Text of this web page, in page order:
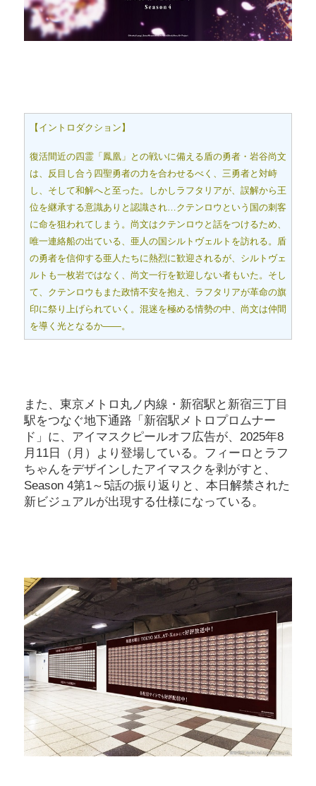
【イントロダクション】
復活間近の四霊「鳳凰」との戦いに備える盾の勇者・岩谷尚文
は、反目し合う四聖勇者の力を合わせるべく、三勇者と対峙
し、そして和解へと至った。しかしラフタリアが、誤解から王
位を継承する意識ありと認識され…クテンロウという国の刺客
に命を狙われてしまう。尚文はクテンロウと話をつけるため、
唯一連絡船の出ている、亜人の国シルトヴェルトを訪れる。盾
の勇者を信仰する亜人たちに熱烈に歓迎されるが、シルトヴェ
ルトも一枚岩ではなく、尚文一行を歓迎しない者もいた。そし
て、クテンロウもまた政情不安を抱え、ラフタリアが革命の旗
印に祭り上げられていく。混迷を極める情勢の中、尚文は仲間
を導く光となるか――。
また、東京メトロ丸ノ内線・新宿駅と新宿三丁目
駅をつなぐ地下通路「新宿駅メトロプロムナー
ド」に、アイマスクピールオフ広告が、2025年8
月11日（月）より登場している。フィーロとラフ
ちゃんをデザインしたアイマスクを剥がすと、
Season 4第1～5話の振り返りと、本日解禁された
新ビジュアルが出現する仕様になっている。